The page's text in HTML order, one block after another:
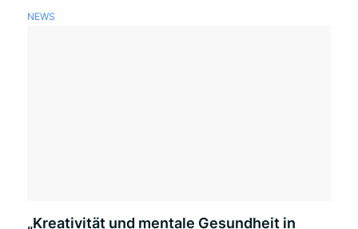
NEWS
„Kreativität und mentale Gesundheit in